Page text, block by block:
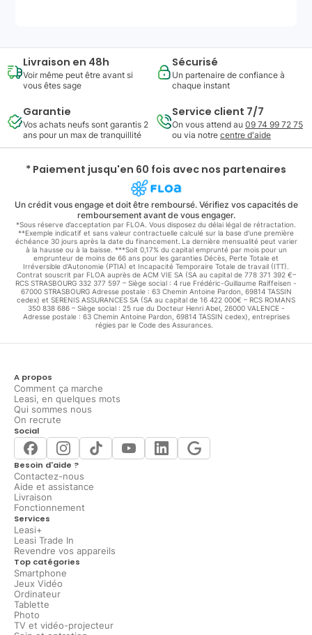
Livraison en 48h
Voir même peut être avant si
vous êtes sage
Sécurisé
Un partenaire de confiance à
chaque instant
Garantie
Vos achats neufs sont garantis 2
ans pour un max de tranquillité
Service client 7/7
On vous attend au 09 74 99 72 75
ou via notre centre d'aide
* Paiement jusqu'en 60 fois avec nos partenaires
Un crédit vous engage et doit être remboursé. Vérifiez vos capacités de
remboursement avant de vous engager.
*Sous réserve d’acceptation par FLOA. Vous disposez du délai légal de rétractation.
**Exemple indicatif et sans valeur contractuelle calculé sur la base d'une première
échéance 30 jours après la date du financement. La dernière mensualité peut varier
à la hausse ou à la baisse. ***Soit 0,17% du capital emprunté par mois pour un
emprunteur de moins de 66 ans pour les garanties Décès, Perte Totale et
Irréversible d'Autonomie (PTIA) et Incapacité Temporaire Totale de travail (ITT).
Contrat souscrit par FLOA auprès de ACM VIE SA (SA au capital de 778 371 392 €–
RCS STRASBOURG 332 377 597 – Siège social : 4 rue Frédéric-Guillaume Raiffeisen -
67000 STRASBOURG Adresse postale : 63 Chemin Antoine Pardon, 69814 TASSIN
cedex) et SERENIS ASSURANCES SA (SA au capital de 16 422 000€ – RCS ROMANS
350 838 686 – Siège social : 25 rue du Docteur Henri Abel, 26000 VALENCE -
Adresse postale : 63 Chemin Antoine Pardon, 69814 TASSIN cedex), entreprises
régies par le Code des Assurances.
A propos
Comment ça marche
Leasi, en quelques mots
Qui sommes nous
On recrute
Social
Besoin d'aide ?
Contactez-nous
Aide et assistance
Livraison
Fonctionnement
Services
Leasi+
Leasi Trade In
Revendre vos appareils
Top catégories
Smartphone
Jeux Vidéo
Ordinateur
Tablette
Photo
TV et vidéo-projecteur